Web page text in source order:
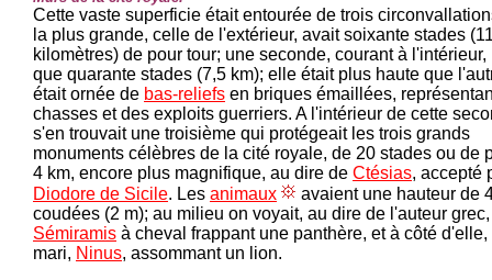
Cette vaste superficie était entourée de trois
la plus grande, celle de l'extérieur, avait soixante stades
kilomètres) de pour tour; une seconde, courant à l'intérieur,
que quarante stades (7,5 km); elle était plus haute que
était ornée de bas-reliefs en briques émaillées,
chasses et des exploits guerriers. A l'intérieur de cette
s'en trouvait une troisième qui protégeait les trois grands
monuments célèbres de la cité royale, de 20 stades ou de
4 km, encore plus magnifique, au dire de Ctésias, accepté
Diodore de Sicile. Les animaux
avaient une hauteur de
coudées (2 m); au milieu on voyait, au dire de l'auteur grec,
Sémiramis à cheval frappant une panthère, et à côté d'elle,
mari, Ninus, assommant un lion.